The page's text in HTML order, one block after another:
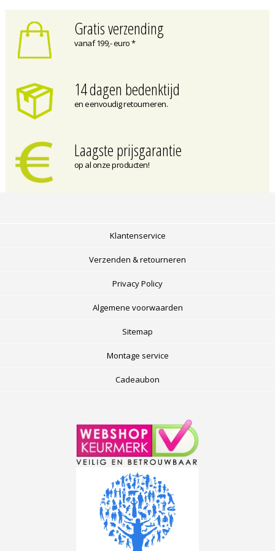
Gratis verzending
vanaf 199,- euro *
14 dagen bedenktijd
en eenvoudig retourneren.
Laagste prijsgarantie
op al onze producten!
Klantenservice
Verzenden & retourneren
Privacy Policy
Algemene voorwaarden
Sitemap
Montage service
Cadeaubon